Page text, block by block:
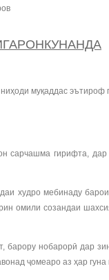
муқаддас
сарчашма гирифта,
худро мебинаду
омили созандаи
барору нобарорӣ дар
ҷомеаро аз ҳар